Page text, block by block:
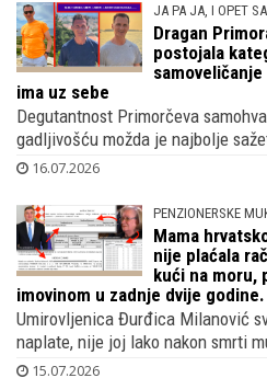
JA PA JA, I OPET
Dragan
postojala
ima uz sebe
Degutantnost Primorčeva
gadljivošću možda je najbolje
16.07.2026
PENZIONERSKE
Mama
nije plaćala
kući na moru,
imovinom u zadnje dvije godine.
Umirovljenica Đurđica Milanović
naplate, nije joj lako nakon smrti
15.07.2026